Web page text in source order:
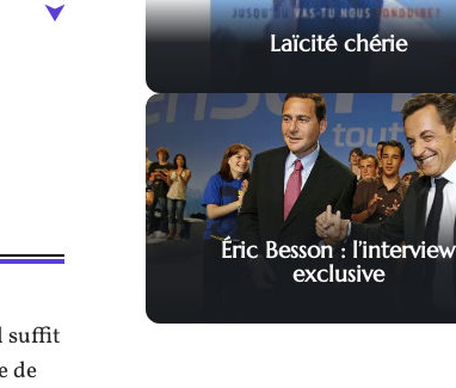
suffit
de
Laïcité chérie
Éric Besson : l’interview
exclusive